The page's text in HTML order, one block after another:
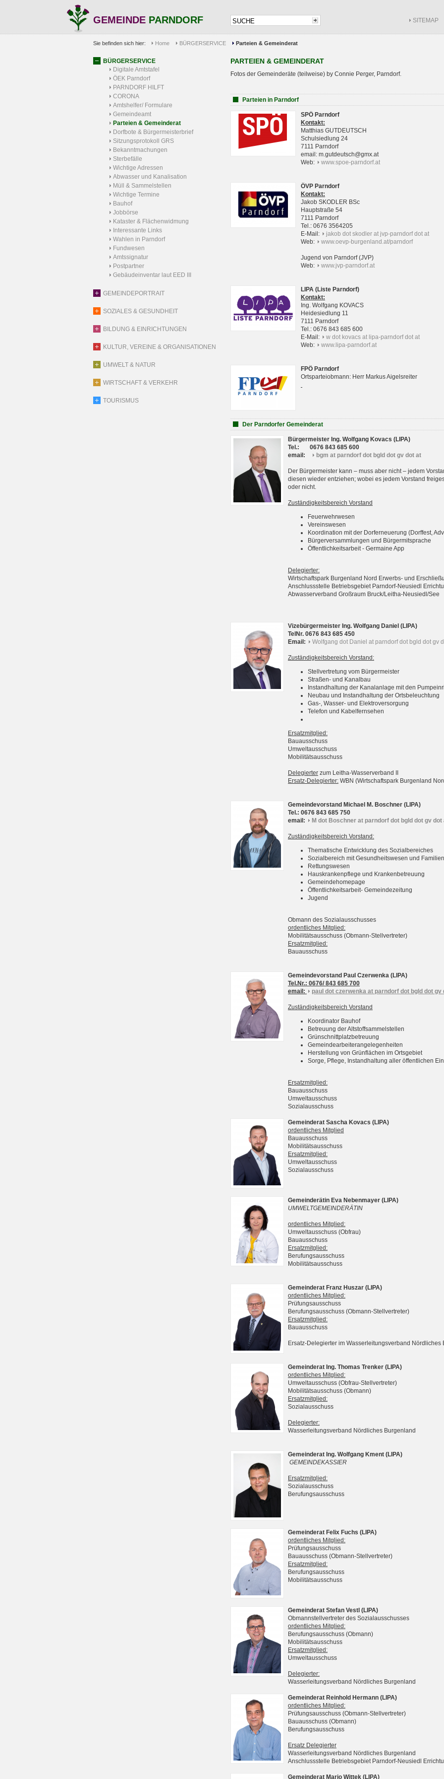
GEMEINDE PARNDORF SITEMAP
Sie befinden sich hier: Home BÜRGERSERVICE Parteien & Gemeinderat
BÜRGERSERVICE
Digitale Amtstafel
ÖEK Parndorf
PARNDORF HILFT
CORONA
Amtshelfer/ Formulare
Gemeindeamt
Parteien & Gemeinderat
Dorfbote & Bürgermeisterbrief
Sitzungsprotokoll GRS
Bekanntmachungen
Sterbefälle
Wichtige Adressen
Abwasser und Kanalisation
Müll & Sammelstellen
Wichtige Termine
Bauhof
Jobbörse
Kataster & Flächenwidmung
Interessante Links
Wahlen in Parndorf
Fundwesen
Amtssignatur
Postpartner
Gebäudeinventar laut EED III
GEMEINDEPORTRAIT
SOZIALES & GESUNDHEIT
BILDUNG & EINRICHTUNGEN
KULTUR, VEREINE & ORGANISATIONEN
UMWELT & NATUR
WIRTSCHAFT & VERKEHR
TOURISMUS
PARTEIEN & GEMEINDERAT
Fotos der Gemeinderäte (teilweise) by Connie Perger, Parndorf.
Parteien in Parndorf
SPÖ Parndorf
Kontakt:
Matthias GUTDEUTSCH
Schulsiedlung 24
7111 Parndorf
email: m.gutdeutsch@gmx.at
Web:
www.spoe-parndorf.at
ÖVP Parndorf
Kontakt:
Jakob SKODLER BSc
Hauptstraße 54
7111 Parndorf
Tel.: 0676 3564205
E-Mail:
jakob dot skodler at jvp-parndorf dot at
Web:
www.oevp-burgenland.at/parndorf
Jugend von Parndorf (JVP)
Web:
www.jvp-parndorf.at
LIPA (Liste Parndorf)
Kontakt:
Ing. Wolfgang KOVACS
Heidesiedlung 11
7111 Parndorf
Tel.: 0676 843 685 600
E-Mail:
w dot kovacs at lipa-parndorf dot at
Web:
www.lipa-parndorf.at
FPÖ Parndorf
Ortsparteiobmann: Herr Markus Aigelsreiter
Der Parndorfer Gemeinderat
Bürgermeister Ing. Wolfgang Kovacs (LIPA)
Tel.: 0676 843 685 600
email:
bgm at parndorf dot bgld dot gv dot at
Der Bürgermeister kann – muss aber nicht – jedem
diesen wieder entziehen; wobei es jedem Vorstand
oder nicht.
Zuständigkeitsbereich Vorstand
Feuerwehrwesen
Vereinswesen
Koordination mit der Dorferneuerung (Dorffest,
Bürgerversammlungen und Bürgermitsprache
Öffentlichkeitsarbeit - Germaine App
Delegierter:
Wirtschaftspark Burgenland Nord Erwerbs- und
Anschlussstelle Betriebsgebiet Parndorf-Neusiedl
Abwasserverband Großraum Bruck/Leitha-Neusiedl/See
Vizebürgermeister Ing. Wolfgang Daniel (LIPA)
TelNr. 0676 843 685 450
Email:
Wolfgang dot Daniel at parndorf dot bgld dot gv
Zuständigkeitsbereich Vorstand:
Stellvertretung vom Bürgermeister
Straßen- und Kanalbau
Instandhaltung der Kanalanlage mit den
Neubau und Instandhaltung der Ortsbeleuchtung
Gas-, Wasser- und Elektroversorgung
Telefon und Kabelfernsehen
Ersatzmitglied:
Bauausschuss
Umweltausschuss
Mobilitätsausschuss
Delegierter zum Leitha-Wasserverband II
Ersatz-Delegierter: WBN (Wirtschaftspark Burgenland
Gemeindevorstand Michael M. Boschner (LIPA)
Tel.: 0676 843 685 750
email:
M dot Boschner at parndorf dot bgld dot gv dot
Zuständigkeitsbereich Vorstand:
Thematische Entwicklung des Sozialbereiches
Sozialbereich mit Gesundheitswesen und
Rettungswesen
Hauskrankenpflege und Krankenbetreuung
Gemeindehomepage
Öffentlichkeitsarbeit- Gemeindezeitung
Jugend
Obmann des Sozialausschusses
ordentliches Mitglied:
Mobilitätsausschuss (Obmann-Stellvertreter)
Ersatzmitglied:
Bauausschuss
Gemeindevorstand Paul Czerwenka (LIPA)
Tel.Nr.: 0676/ 843 685 700
email:
paul dot czerwenka at parndorf dot bgld dot gv
Zuständigkeitsbereich Vorstand
Koordinator Bauhof
Betreuung der Altstoffsammelstellen
Grünschnittplatzbetreuung
Gemeindearbeiterangelegenheiten
Herstellung von Grünflächen im Ortsgebiet
Sorge, Pflege, Instandhaltung aller öffentlichen
Ersatzmitglied:
Bauausschuss
Umweltausschuss
Sozialausschuss
Gemeinderat Sascha Kovacs (LIPA)
ordentliches Mitglied
Bauausschuss
Mobilitätsausschuss
Ersatzmitglied:
Umweltausschuss
Sozialausschuss
Gemeinderätin Eva Nebenmayer (LIPA)
UMWELTGEMEINDERÄTIN
ordentliches Mitglied:
Umweltausschuss (Obfrau)
Bauausschuss
Ersatzmitglied:
Berufungsausschuss
Mobilitätsausschuss
Gemeinderat Franz Huszar (LIPA)
ordentliches Mitglied:
Prüfungsausschuss
Berufungsausschuss (Obmann-Stellvertreter)
Ersatzmitglied:
Bauausschuss
Ersatz-Delegierter im Wasserleitungsverband Nördliches
Gemeinderat Ing. Thomas Trenker (LIPA)
ordentliches Mitglied:
Umweltausschuss (Obfrau-Stellvertreter)
Mobilitätsausschuss (Obmann)
Ersatzmitglied:
Sozialausschuss
Delegierter:
Wasserleitungsverband Nördliches Burgenland
Gemeinderat Ing. Wolfgang Kment (LIPA)
GEMEINDEKASSIER
Ersatzmitglied:
Sozialausschuss
Berufungsausschuss
Gemeinderat Felix Fuchs (LIPA)
ordentliches Mitglied:
Prüfungsausschuss
Bauausschuss (Obmann-Stellvertreter)
Ersatzmitglied:
Berufungsausschuss
Mobilitätsausschuss
Gemeinderat Stefan Vestl (LIPA)
Obmannstellvertreter des Sozialausschusses
ordentliches Mitglied:
Berufungsausschuss (Obmann)
Mobilitätsausschuss
Ersatzmitglied:
Umweltausschuss
Delegierter:
Wasserleitungsverband Nördliches Burgenland
Gemeinderat Reinhold Hermann (LIPA)
ordentliches Mitglied:
Prüfungsausschuss (Obmann-Stellvertreter)
Bauausschuss (Obmann)
Berufungsausschuss
Ersatz Delegierter
Wasserleitungsverband Nördliches Burgenland
Anschlussstelle Betriebsgebiet Parndorf-Neusiedl
Gemeinderat Mario Wittek (LIPA)